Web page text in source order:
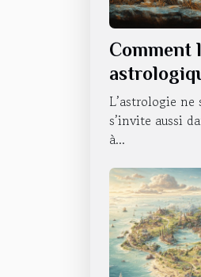
Comment
caractère
L’astrologie ne
s’invite aussi
à...